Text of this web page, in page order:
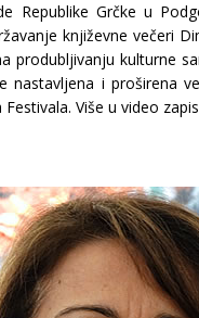
Republike Grčke u
književne večeri
produbljivanju kulturne
nastavljena i proširena
Više u video